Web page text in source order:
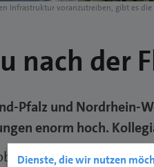
Infrastruktur voranzutreiben, gibt es
nach der
Pfalz und Nordrhein-
enorm hoch.
und Köln möchten
Dienste, die wir nutzen